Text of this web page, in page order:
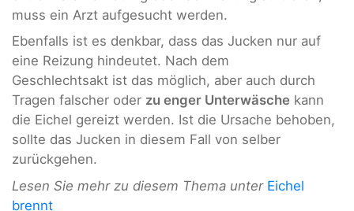
muss ein Arzt aufgesucht werden.
Ebenfalls ist es denkbar, dass das Jucken nur auf
eine Reizung hindeutet. Nach dem
Geschlechtsakt ist das möglich, aber auch durch
Tragen falscher oder zu enger Unterwäsche kann
die Eichel gereizt werden. Ist die Ursache behoben,
sollte das Jucken in diesem Fall von selber
zurückgehen.
Lesen Sie mehr zu diesem Thema unter Eichel
brennt